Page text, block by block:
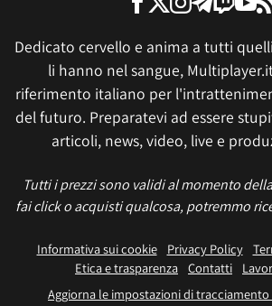
Dedicato cervello e anima a tutti
li hanno nel sangue,
riferimento italiano per
del futuro. Preparatevi ad essere
articoli, news, video, live e
Tutti i prezzi sono validi al momento
fai click o acquisti qualcosa, potremmo
Informativa sui cookie Privacy Policy
Etica e trasparenza Contatti
Aggiorna le impostazioni di